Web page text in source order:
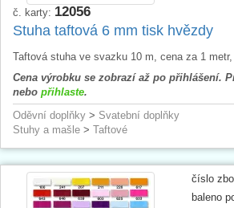
č. karty: 12056
Stuha taftová 6 mm tisk hvězdy
Taftová stuha ve svazku 10 m, cena za 1 metr,
Cena výrobku se zobrazí až po přihlášení.
nebo přihlaste.
Oděvní doplňky > Svatební doplňky
Stuhy a mašle > Taftové
číslo
baleno